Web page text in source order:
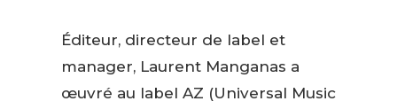
Éditeur, directeur de label et
manager, Laurent Manganas a
œuvré au label AZ (Universal Music